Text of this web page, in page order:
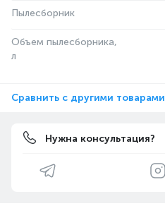
Пылесборник
Объем пылесборника,
л
Сравнить с другими товарами
Нужна консультация?